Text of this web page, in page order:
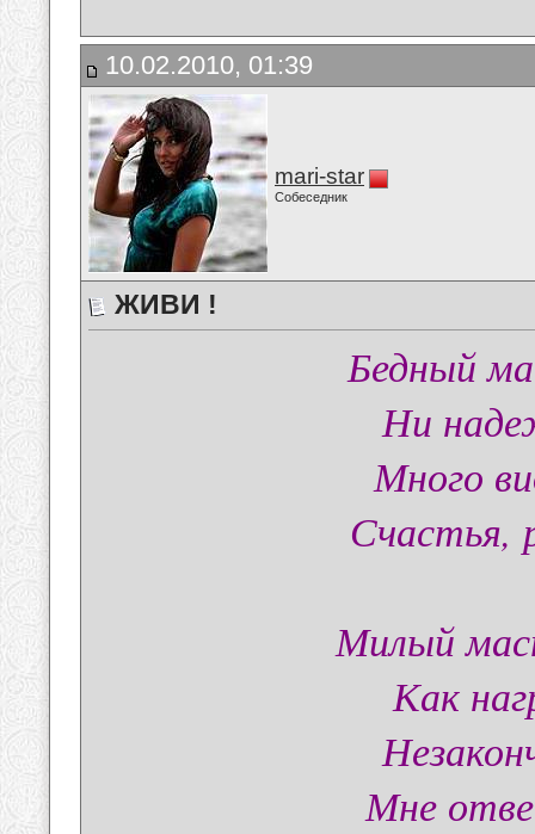
10.02.2010, 01:39
mari-star
Собеседник
ЖИВИ !
Бедный
Ни
Много
Счастья,
Милый
Как
Мне